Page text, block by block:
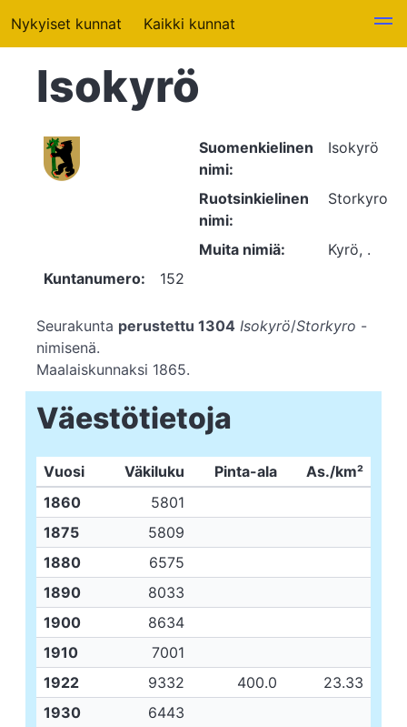
Nykyiset kunnat Kaikki kunnat
Isokyrö
Suomenkielinen
nimi:
Isokyrö
Ruotsinkielinen
nimi:
Storkyro
Muita nimiä:
Kyrö, .
Kuntanumero:
152
Seurakunta perustettu 1304 Isokyrö/Storkyro -
nimisenä.
Maalaiskunnaksi 1865.
Väestötietoja
Vuosi Väkiluku Pinta-ala
As./km²
1860
5801
1875
5809
1880
6575
1890
8033
1900
8634
1910
7001
1922
9332 400.0
23.33
1930
6443